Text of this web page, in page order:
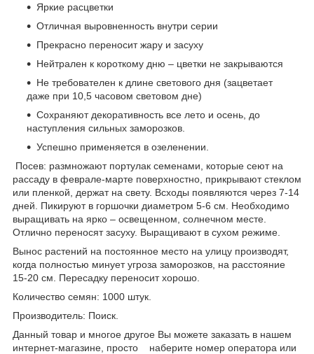
Яркие расцветки
Отличная выровненность внутри серии
Прекрасно переносит жару и засуху
Нейтрален к короткому дню – цветки не закрываются
Не требователен к длине светового дня (зацветает
даже при 10,5 часовом световом дне)
Сохраняют декоративность все лето и осень, до
наступления сильных заморозков.
Успешно применяется в озеленении.
Посев: размножают портулак семенами, которые сеют на
рассаду в феврале-марте поверхностно, прикрывают стеклом
или пленкой, держат на свету. Всходы появляются через 7-14
дней. Пикируют в горшочки диаметром 5-6 см. Необходимо
выращивать на ярко – освещенном, солнечном месте.
Отлично переносят засуху. Выращивают в сухом режиме.
Вынос растений на постоянное место на улицу производят,
когда полностью минует угроза заморозков, на расстояние
15-20 см. Пересадку переносит хорошо.
Количество семян: 1000 штук.
Производитель: Поиск.
Данный товар и многое другое Вы можете заказать в нашем
интернет-магазине, просто наберите номер оператора или